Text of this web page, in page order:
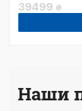
39499 ₴
Наши